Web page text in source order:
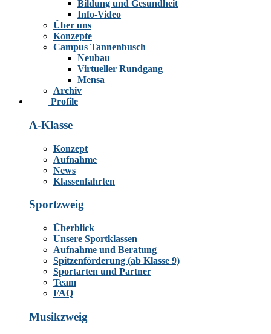
Bildung und Gesundheit
Info-Video
Über uns
Konzepte
Campus Tannenbusch
Neubau
Virtueller Rundgang
Mensa
Archiv
Profile
A-Klasse
Konzept
Aufnahme
News
Klassenfahrten
Sportzweig
Überblick
Unsere Sportklassen
Aufnahme und Beratung
Spitzenförderung (ab Klasse 9)
Sportarten und Partner
Team
FAQ
Musikzweig